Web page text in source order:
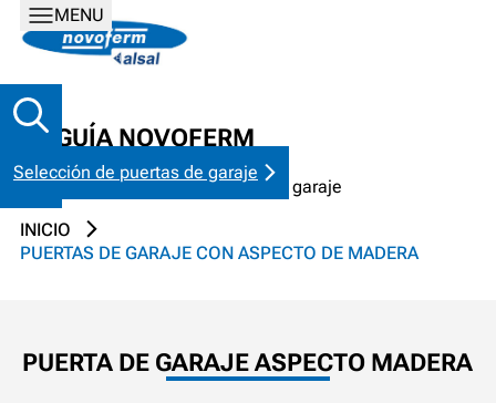
MENU
Selección de puertas de garaje
LA GUÍA NOVOFERM
Trucos y consejos para puertas de garaje
INICIO
PUERTAS DE GARAJE CON ASPECTO DE MADERA
PUERTA DE GARAJE ASPECTO MADERA